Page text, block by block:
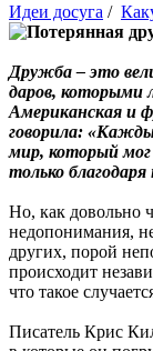
Идеи досуга /
Дружба – это
даров, которыми
Американская и
говорила:
мир, который
только
Но, как довольно
недопонимания,
других, порой
происходит
что такое
Писатель Крис